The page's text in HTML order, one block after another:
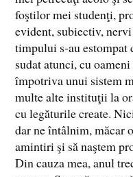
foştilor mei studenţi,
evident, subiectiv,
timpului s-au estompat
sudat atunci, cu
împotriva unui sistem
multe alte instituţii la
cu legăturile create.
dar ne întâlnim, măcar
amintiri şi să naştem
Din cauza mea, anul